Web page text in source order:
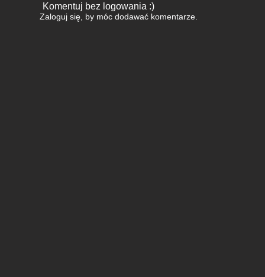
Komentuj bez logowania :)
Zaloguj się, by móc dodawać komentarze.